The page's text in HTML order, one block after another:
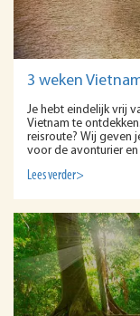
3 weken
Je hebt eindelijk vrij
Vietnam te
reisroute? Wij geven
voor de avonturier
Lees verder>